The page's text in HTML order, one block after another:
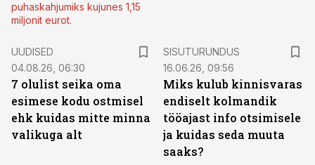
puhaskahjumiks kujunes 1,15
miljonit eurot.
UUDISED
04.08.26, 06:30
7 olulist seika oma
esimese kodu ostmisel
ehk kuidas mitte minna
valikuga alt
SISUTURUNDUS
16.06.26, 09:56
Miks kulub kinnisvaras
endiselt kolmandik
tööajast info otsimisele
ja kuidas seda muuta
saaks?